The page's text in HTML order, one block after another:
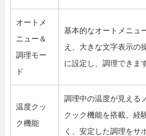
オートメ
ニュー＆
調理モー
ド
基本的なオートメニュ
え、大きな文字表示の
に設定し、調理できま
温度クッ
ク機能
調理中の温度が見える
クック機能を搭載。経
く、安定した調理をサ